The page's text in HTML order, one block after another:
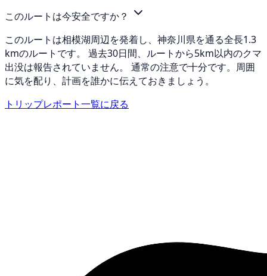
このルートは今安全ですか？
このルートは相模湖周辺を発着し、神奈川県を通る全長1.3
kmのルートです。 過去30日間、ルートから5km以内のクマ
出没は報告されていません。 通常の注意で十分です。周囲
に気を配り、計画を誰かに伝えておきましょう。
トリップレポート一覧に戻る